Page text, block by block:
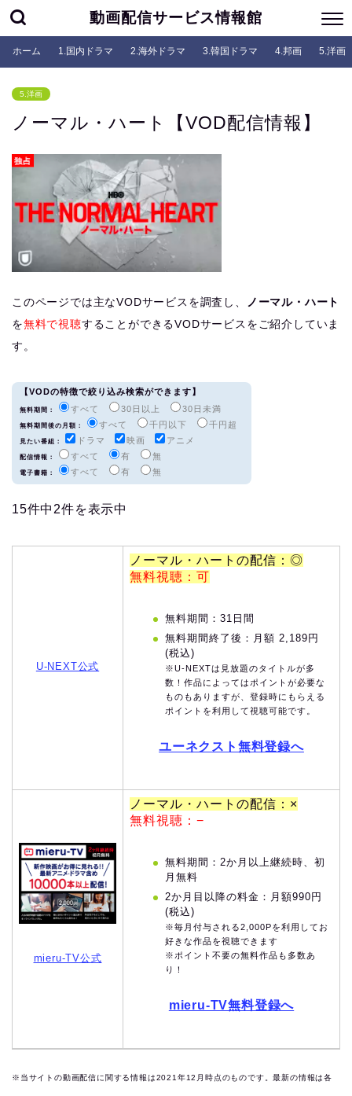
動画配信サービス情報館
ホーム 1.国内ドラマ 2.海外ドラマ 3.韓国ドラマ 4.邦画 5.洋画
5.洋画
ノーマル・ハート【VOD配信情報】
このページでは主なVODサービスを調査し、
ノーマル・ハート
を無料で視聴することができるVODサービスをご紹介していま
す。
【VODの特徴で絞り込み検索ができます】
無料期間： すべて 30日以上 30日未満
無料期間後の月額： すべて 千円以下 千円超
見たい番組： ドラマ 映画 アニメ
配信情報： すべて 有 無
電子書籍： すべて 有 無
15件中2件を表示中
U-NEXT公式
ノーマル・ハートの配信：◎
無料視聴：可
無料期間：31日間
無料期間終了後：月額 2,189円
(税込)
※U-NEXTは見放題のタイトルが多
数！作品によってはポイントが必要な
ものもありますが、登録時にもらえる
ポイントを利用して視聴可能です。
ユーネクスト無料登録へ
mieru-TV公式
ノーマル・ハートの配信：×
無料視聴：−
無料期間：2か月以上継続時、初
月無料
2か月目以降の料金：月額990円
(税込)
※毎月付与される2,000Pを利用してお
好きな作品を視聴できます
※ポイント不要の無料作品も多数あ
り！
mieru-TV無料登録へ
※当サイトの動画配信に関する情報は2021年12月時点のものです。最新の情報は各